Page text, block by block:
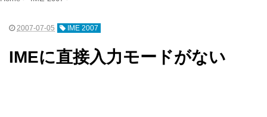
2007-07-05 IME 2007
IMEに直接入力モードがない